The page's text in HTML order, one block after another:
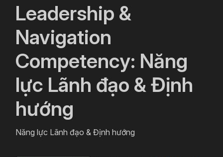
Leadership &
Navigation
Competency: Năng
lực Lãnh đạo & Định
hướng
Năng lực Lãnh đạo & Định hướng